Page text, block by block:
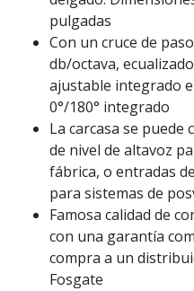
pulgadas
Con un cruce de
db/octava,
ajustable integrado
0°/180° integrado
La carcasa se puede
de nivel de altavoz
fábrica, o entradas
para sistemas de
Famosa calidad de
con una garantía
compra a un
Fosgate